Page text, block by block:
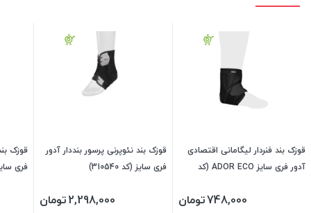
قوزک بند فنردار لیگامانی اقتصادی
آدور فری سایز ADOR ECO (کد
748,000تومان
قوزک بند نئوپرنی پرسور بنددار آدور
فری سایز (کد 310540)
2,298,000تومان
قوزک
فری سایز